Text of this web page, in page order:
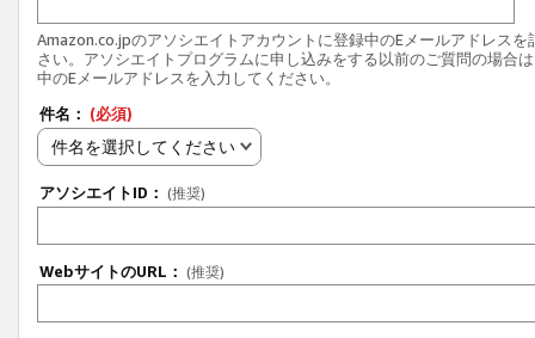
Amazon.co.jpのアソシエイトアカウントに登録中のEメールアドレスを
さい。アソシエイトプログラムに申し込みをする以前のご質問の場合
中のEメールアドレスを入力してください。
件名： (必須)
件名を選択してください
アソシエイトID： (推奨)
WebサイトのURL： (推奨)